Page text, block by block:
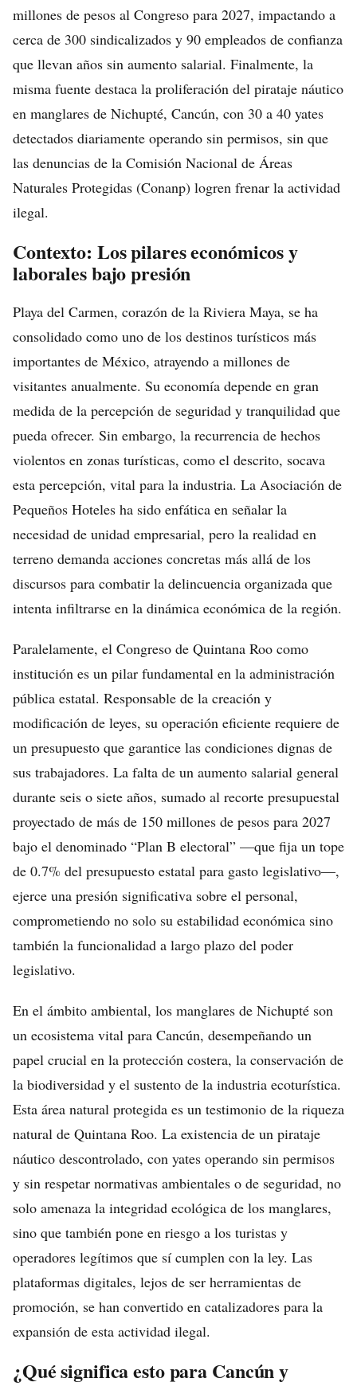
millones de pesos al Congreso para 2027, impactando a
cerca de 300 sindicalizados y 90 empleados de confianza
que llevan años sin aumento salarial. Finalmente, la
misma fuente destaca la proliferación del pirataje náutico
en manglares de Nichupté, Cancún, con 30 a 40 yates
detectados diariamente operando sin permisos, sin que
las denuncias de la Comisión Nacional de Áreas
Naturales Protegidas (Conanp) logren frenar la actividad
ilegal.
Contexto: Los pilares económicos y
laborales bajo presión
Playa del Carmen, corazón de la Riviera Maya, se ha
consolidado como uno de los destinos turísticos más
importantes de México, atrayendo a millones de
visitantes anualmente. Su economía depende en gran
medida de la percepción de seguridad y tranquilidad que
pueda ofrecer. Sin embargo, la recurrencia de hechos
violentos en zonas turísticas, como el descrito, socava
esta percepción, vital para la industria. La Asociación de
Pequeños Hoteles ha sido enfática en señalar la
necesidad de unidad empresarial, pero la realidad en
terreno demanda acciones concretas más allá de los
discursos para combatir la delincuencia organizada que
intenta infiltrarse en la dinámica económica de la región.
Paralelamente, el Congreso de Quintana Roo como
institución es un pilar fundamental en la administración
pública estatal. Responsable de la creación y
modificación de leyes, su operación eficiente requiere de
un presupuesto que garantice las condiciones dignas de
sus trabajadores. La falta de un aumento salarial general
durante seis o siete años, sumado al recorte presupuestal
proyectado de más de 150 millones de pesos para 2027
bajo el denominado “Plan B electoral” —que fija un tope
de 0.7% del presupuesto estatal para gasto legislativo—,
ejerce una presión significativa sobre el personal,
comprometiendo no solo su estabilidad económica sino
también la funcionalidad a largo plazo del poder
legislativo.
En el ámbito ambiental, los manglares de Nichupté son
un ecosistema vital para Cancún, desempeñando un
papel crucial en la protección costera, la conservación de
la biodiversidad y el sustento de la industria ecoturística.
Esta área natural protegida es un testimonio de la riqueza
natural de Quintana Roo. La existencia de un pirataje
náutico descontrolado, con yates operando sin permisos
y sin respetar normativas ambientales o de seguridad, no
solo amenaza la integridad ecológica de los manglares,
sino que también pone en riesgo a los turistas y
operadores legítimos que sí cumplen con la ley. Las
plataformas digitales, lejos de ser herramientas de
promoción, se han convertido en catalizadores para la
expansión de esta actividad ilegal.
¿Qué significa esto para Cancún y